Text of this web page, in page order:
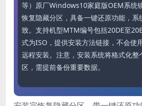
等）原厂Windows10家庭版OEM系统
恢复隐藏分区，具备一键还原功能，系
致。支持机型MTM编号包括20DE至
式为ISO，提供安装方法链接，不会使
远程安装。注意，安装系统将格式化整
区，需提前备份重要数据。